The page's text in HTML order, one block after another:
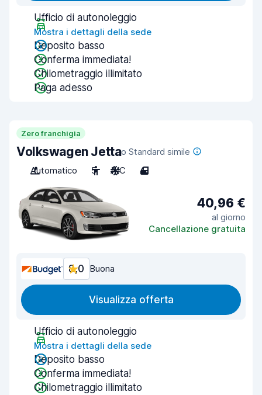
Ufficio di autonoleggio
Mostra i dettagli della sede
Deposito basso
Conferma immediata!
Chilometraggio illimitato
Paga adesso
Zero franchigia
Volkswagen Jettao Standard simile
Automatico
5 A/C 4
40,96 €
al giorno
Cancellazione gratuita
8,0 Buona
Visualizza offerta
Ufficio di autonoleggio
Mostra i dettagli della sede
Deposito basso
Conferma immediata!
Chilometraggio illimitato